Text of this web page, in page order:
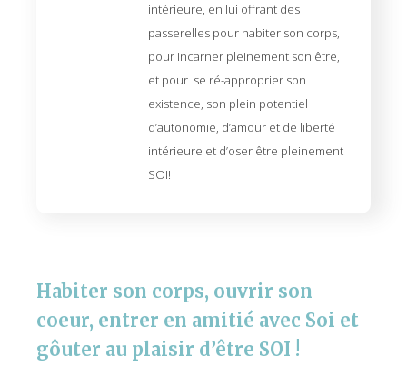
intérieure, en lui offrant des
passerelles pour habiter son corps,
pour incarner pleinement son être,
et pour se ré-approprier son
existence, son plein potentiel
d’autonomie, d’amour et de liberté
intérieure et d’oser être pleinement
SOI!
Habiter son corps, ouvrir son
coeur, entrer en amitié avec Soi et
gôuter au plaisir d’être SOI !